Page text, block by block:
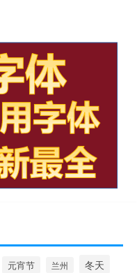
元宵节 兰州 冬天